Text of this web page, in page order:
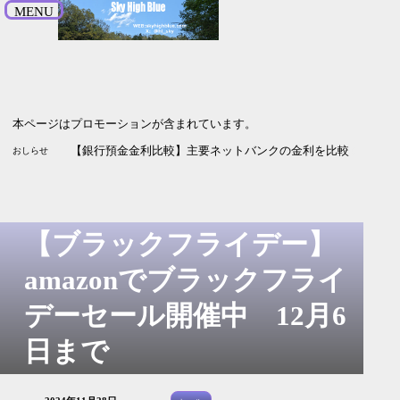
MENU
本ページはプロモーションが含まれています。
おしらせ
【ブラックフライデー】
amazonでブラックフライ
デーセール開催中 12月6
日まで